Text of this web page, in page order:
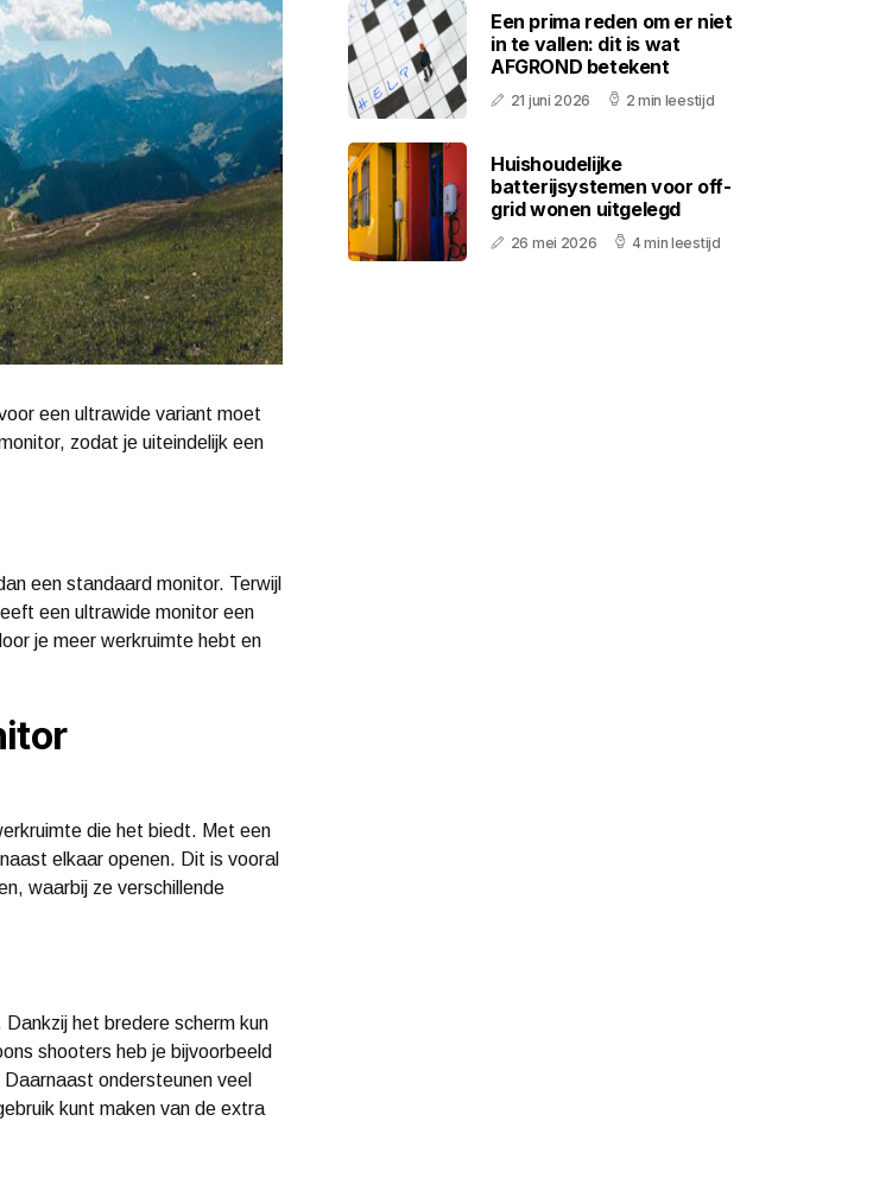
een ultrawide variant moet
zodat je uiteindelijk een
een standaard monitor. Terwijl
een ultrawide monitor een
je meer werkruimte hebt en
die het biedt. Met een
elkaar openen. Dit is vooral
waarbij ze verschillende
het bredere scherm kun
shooters heb je bijvoorbeeld
ondersteunen veel
kunt maken van de extra
Een prima reden om er niet
in te vallen: dit is wat
AFGROND betekent
21 juni 2026 2 min leestijd
Huishoudelijke
batterijsystemen voor off-
grid wonen uitgelegd
26 mei 2026 4 min leestijd